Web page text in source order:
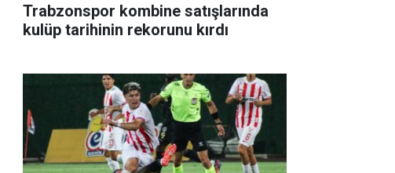
Trabzonspor kombine satışlarında
kulüp tarihinin rekorunu kırdı